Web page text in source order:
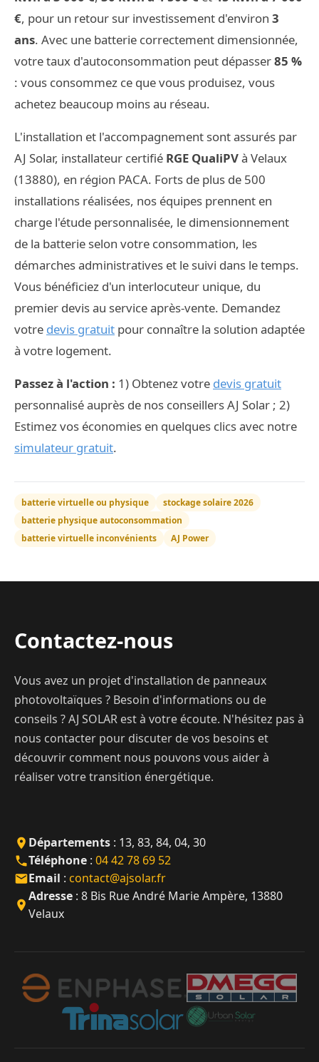
€, pour un retour sur investissement d'environ 3
ans. Avec une batterie correctement dimensionnée,
votre taux d'autoconsommation peut dépasser85 %
: vous consommez ce que vous produisez, vous
achetez beaucoup moins au réseau.
L'installation et l'accompagnement sont assurés par
AJ Solar, installateur certifié RGE QualiPVà Velaux
(13880), en région PACA. Forts de plus de 500
installations réalisées, nos équipes prennent en
charge l'étude personnalisée, le dimensionnement
de la batterie selon votre consommation, les
démarches administratives et le suivi dans le temps.
Vous bénéficiez d'un interlocuteur unique, du
premier devis au service après-vente. Demandez
votre devis gratuit pour connaître la solution adaptée
à votre logement.
Passez à l'action : 1) Obtenez votre devis gratuit
personnalisé auprès de nos conseillers AJ Solar ; 2)
Estimez vos économies en quelques clics avec notre
simulateur gratuit.
batterie virtuelle ou physique
stockage solaire 2026
batterie physique autoconsommation
batterie virtuelle inconvénients
AJ Power
Contactez-nous
Vous avez un projet d'installation de panneaux
photovoltaïques ? Besoin d'informations ou de
conseils ? AJ SOLAR est à votre écoute. N'hésitez pas à
nous contacter pour discuter de vos besoins et
découvrir comment nous pouvons vous aider à
réaliser votre transition énergétique.
Départements : 13, 83, 84, 04, 30
Téléphone : 04 42 78 69 52
Email : contact@ajsolar.fr
Adresse : 8 Bis Rue André Marie Ampère, 13880
Velaux